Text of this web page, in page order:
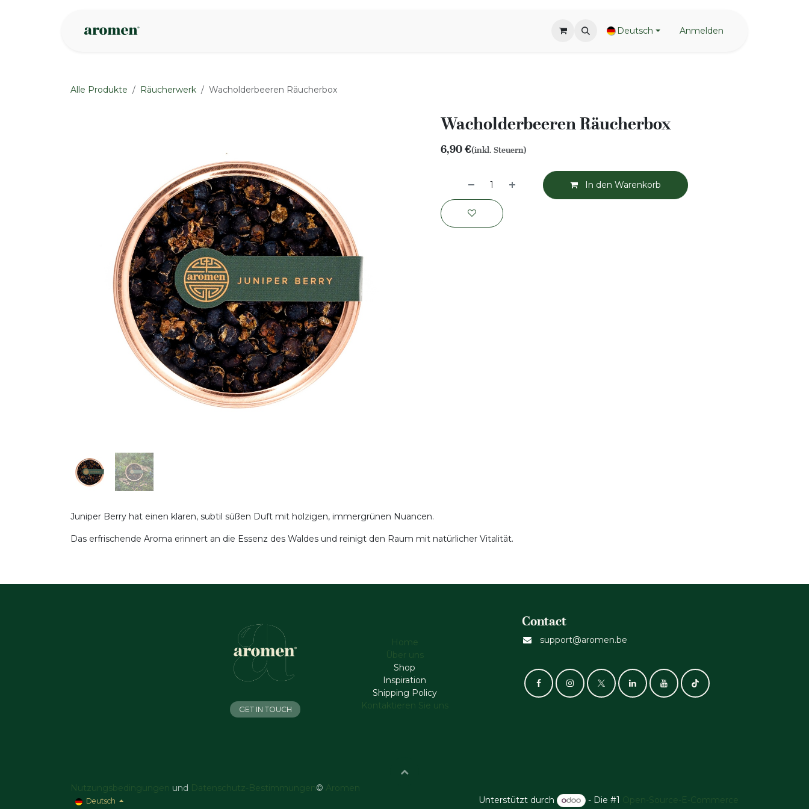
Deutsch Anmelden
Alle Produkte Räucherwerk Wacholderbeeren Räucherbox
Wacholderbeeren Räucherbox
6,90€(inkl. Steuern)
In den Warenkorb
Juniper Berry hat einen klaren, subtil süßen Duft mit holzigen, immergrünen Nuancen.
Das erfrischende Aroma erinnert an die Essenz des Waldes und reinigt den Raum mit natürlicher Vitalität.
Home
Über uns
Shop
Inspiration
Shipping Policy
Kontaktieren Sie uns
Contact
support@aromen.be
GET IN TOUCH
Nutzungsbedingungen und Datenschutz-Bestimmungen © Aromen
Deutsch Unterstützt durch - Die #1 Open-Source-E-Commerce